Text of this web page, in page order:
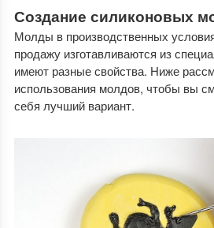
Создание силиконовых
Молды в производственных
продажу изготавливаются из
имеют разные свойства. Ниже
использования молдов, чтобы вы
себя лучший вариант.